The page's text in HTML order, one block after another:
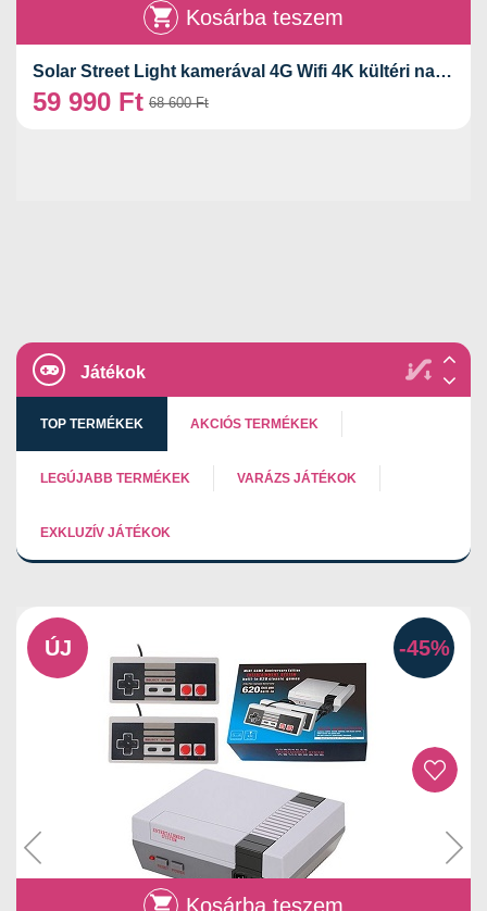
Kosárba teszem
Solar Street Light kamerával 4G Wifi 4K kültéri napelemes figyelő lámpa 600W CCTV vezeték nélküli SPM-TK01
68 600Ft
59 990 Ft
Játékok
TOP TERMÉKEK AKCIÓS TERMÉKEK
LEGÚJABB TERMÉKEK VARÁZS JÁTÉKOK
EXKLUZÍV JÁTÉKOK
-45%
ÚJ
Kosárba teszem